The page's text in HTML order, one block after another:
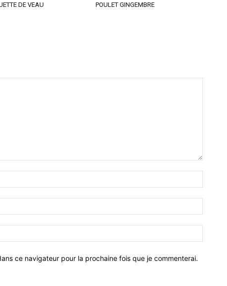
DE VEAU POULET GINGEMBRE
ce navigateur pour la prochaine fois que je commenterai.